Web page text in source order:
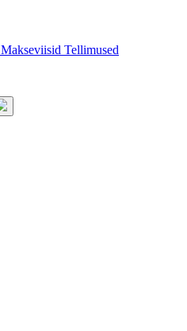
Makseviisid Tellimused